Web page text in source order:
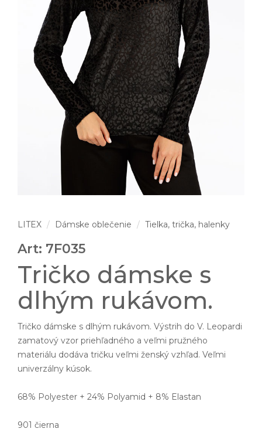
LITEX Dámske oblečenie Tielka, trička, halenky
Art: 7F035
Tričko dámske s
dlhým rukávom.
Tričko dámske s dlhým rukávom. Výstrih do V. Leopardi
zamatový vzor priehľadného a veľmi pružného
materiálu dodáva tričku veľmi ženský vzhľad. Veľmi
univerzálny kúsok.
68% Polyester + 24% Polyamid + 8% Elastan
901 čierna